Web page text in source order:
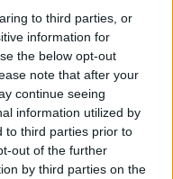
to third parties, or
information for
the below opt-out
note that after your
continue seeing
information utilized by
to third parties prior to
out of the further
by third parties on the
Bogliasco
Bogliasco